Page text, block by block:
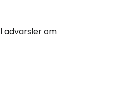
advarsler om